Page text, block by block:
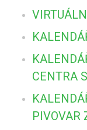
CENTRA
PIVOVAR